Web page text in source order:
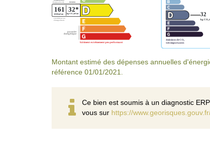
Montant estimé des dépenses annuelles
référence 01/01/2021.
Ce bien est soumis à un diagnostic
vous sur https://